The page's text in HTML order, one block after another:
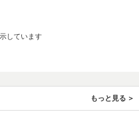
しています
もっと見る